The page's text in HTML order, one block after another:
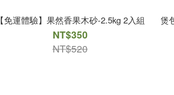
【免運體驗】果然香果木砂-2.5kg 2入組
NT$350
NT$520
煲